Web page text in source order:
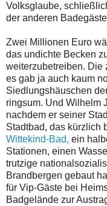
Volksglaube,
der anderen
Zwei Millionen Euro
das undichte Becken
weiterzubetreiben. Die
es gab ja auch kaum
Siedlungshäuschen
ringsum. Und Wilhelm
nachdem er seiner
Stadtbad, das kürzlich
Wittekind-Bad, ein
Stationen, einen
trutzige
Brandbergen gebaut
für Vip-Gäste bei
Badgelände zur